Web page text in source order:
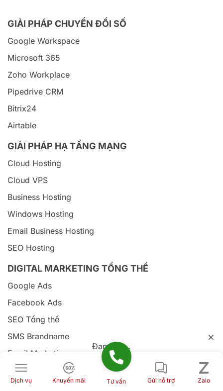
GIẢI PHÁP CHUYỂN ĐỔI SỐ
Google Workspace
Microsoft 365
Zoho Workplace
Pipedrive CRM
Bitrix24
Airtable
GIẢI PHÁP HẠ TẦNG MẠNG
Cloud Hosting
Cloud VPS
Business Hosting
Windows Hosting
Email Business Hosting
SEO Hosting
DIGITAL MARKETING TỔNG THỂ
Google Ads
Facebook Ads
SEO Tổng thể
SMS Brandname
Email Marketing
Thiết kế Website
Dịch vụ Khuyến mãi Tư vấn Gửi hỗ trợ Zalo
Đang tải...